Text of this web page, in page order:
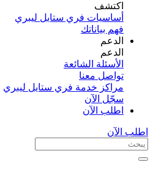
اكتشف​
أساسيات فري ستايل ليبري
فهم بياناتك
الدعم
الدعم
الأسئلة الشائعة
تواصل معنا
مراكز خدمة فري ستايل ليبري
سجّل الآن​
اطلب الآن
اطلب الآن